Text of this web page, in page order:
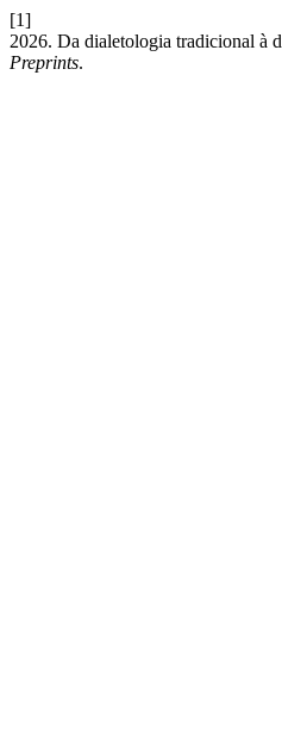
[1]
2026. Da dialetologia tradicional à
Preprints.